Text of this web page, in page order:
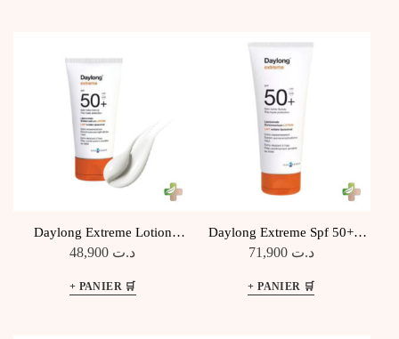
Daylong Extreme Lotion
Solaire Spf50+ 50Ml
د.ت
Daylong Extreme Spf 50+
100Mlد.ت 71,900